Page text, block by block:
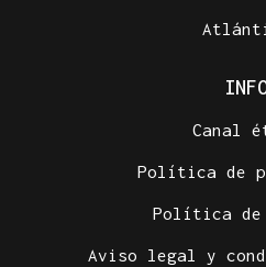
Canal
Política de
Política de
Aviso legal y